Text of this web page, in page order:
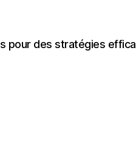
pour des stratégies